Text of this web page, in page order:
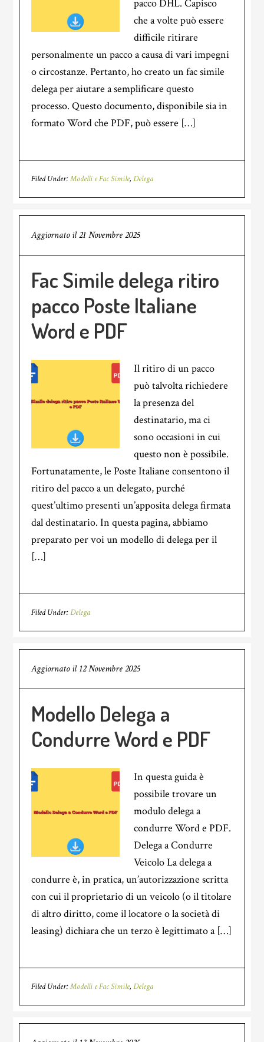
pacco DHL. Capisco
che a volte può essere
difficile ritirare
personalmente un pacco a causa di vari impegni
o circostanze. Pertanto, ho creato un fac simile
delega per aiutare a semplificare questo
processo. Questo documento, disponibile sia in
formato Word che PDF, può essere […]
Filed Under:Modelli e Fac Simile,Delega
Aggiornato il21 Novembre 2025
Fac Simile delega ritiro
pacco Poste Italiane
Word e PDF
Il ritiro di un pacco
può talvolta richiedere
la presenza del
destinatario, ma ci
sono occasioni in cui
questo non è possibile.
Fortunatamente, le Poste Italiane consentono il
ritiro del pacco a un delegato, purché
quest’ultimo presenti un’apposita delega firmata
dal destinatario. In questa pagina, abbiamo
preparato per voi un modello di delega per il
[…]
Filed Under:Delega
Aggiornato il 12 Novembre 2025
Modello Delega a
Condurre Word e PDF
In questa guida è
possibile trovare un
modulo delega a
condurre Word e PDF.
Delega a Condurre
Veicolo La delega a
condurre è, in pratica, un’autorizzazione scritta
con cui il proprietario di un veicolo (o il titolare
di altro diritto, come il locatore o la società di
leasing) dichiara che un terzo è legittimato a […]
Filed Under:Modelli e Fac Simile,Delega